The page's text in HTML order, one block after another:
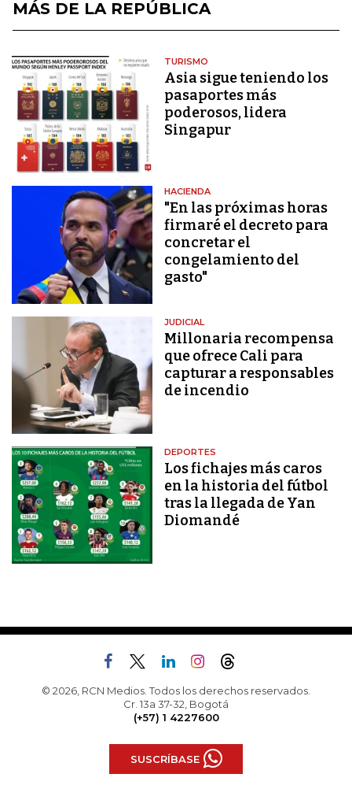
MÁS DE LA REPÚBLICA
TURISMO
Asia sigue teniendo los
pasaportes más
poderosos, lidera
Singapur
HACIENDA
"En las próximas horas
firmaré el decreto para
concretar el
congelamiento del
gasto"
JUDICIAL
Millonaria recompensa
que ofrece Cali para
capturar a responsables
de incendio
DEPORTES
Los fichajes más caros
en la historia del fútbol
tras la llegada de Yan
Diomandé
© 2026, RCN Medios. Todos los derechos reservados.
Cr. 13a 37-32, Bogotá
(+57) 1 4227600
SUSCRÍBASE